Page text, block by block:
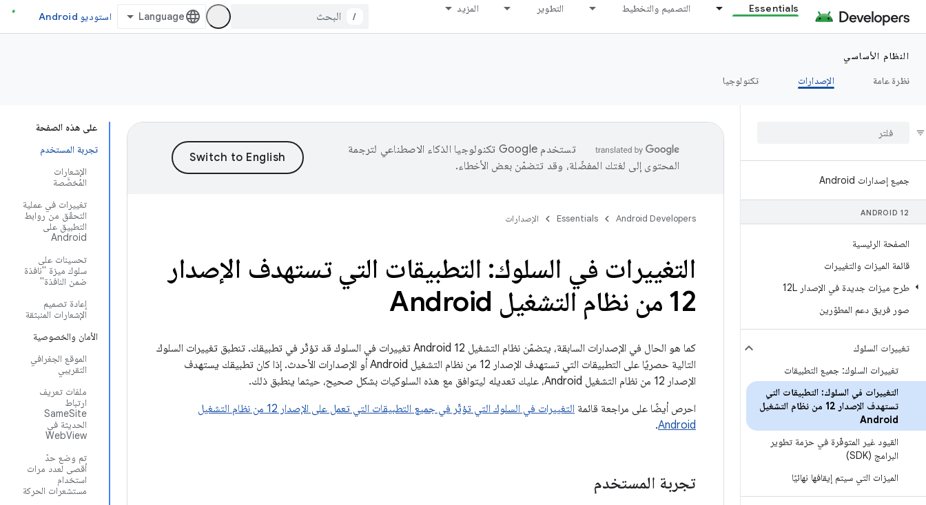
Essentials التصميم والتخطيط التطوير المزيد
/ استوديو Android
النظام الأساسي
نظرة عامة
الإصدارات تكنولوجيا
جميع إصدارات Android
ANDROID 12
الصفحة الرئيسية
قائمة الميزات والتغييرات
طرح ميزات جديدة في الإصدار 12L
صور فريق دعم المطوّرين
تغييرات السلوك
تغييرات السلوك: جميع التطبيقات
التغييرات في السلوك: التطبيقات التي
تستهدف الإصدار 12 من نظام التشغيل
Android
القيود غير المتوفّرة في حزمة تطوير
البرامج (SDK)
الميزات التي سيتم إيقافها نهائيًا
على هذه الصفحة
تجربة المستخدم
الإشعارات
المُخصَّصة
تغييرات في عملية
التحقّق من روابط
التطبيق على
Android
تحسينات على
سلوك ميزة "نافذة
ضمن النافذة"
إعادة تصميم
الإشعارات المنبثقة
الأمان والخصوصية
الموقع الجغرافي
التقريبي
ملفات تعريف
ارتباط
SameSite
الحديثة في
WebView
تم وضع حدّ
أقصى لعدد مرات
استخدام
مستشعرات الحركة
تستخدم Google تكنولوجيا الذكاء الاصطناعي لترجمة
المحتوى إلى لغتك المفضّلة، وقد تتضمّن بعض الأخطاء.
Android Developers
Essentials الإصدارات
التغييرات في السلوك: التطبيقات التي تستهدف الإصدار
12 من نظام التشغيل Android
كما هو الحال في الإصدارات السابقة، يتضمّن نظام التشغيل Android 12 تغييرات في السلوك قد تؤثّر في تطبيقك. تنطبق تغييرات السلوك
التالية حصريًا على التطبيقات التي تستهدف الإصدار 12 من نظام التشغيل Android أو الإصدارات الأحدث. إذا كان تطبيقك يستهدف
الإصدار 12 من نظام التشغيل Android، عليك تعديله ليتوافق مع هذه السلوكيات بشكل صحيح، حيثما ينطبق ذلك.
احرص أيضًا على مراجعة قائمة
التغييرات في السلوك التي تؤثّر في جميع التطبيقات التي تعمل على الإصدار 12 من نظام التشغيل
Android
.
تجربة المستخدم